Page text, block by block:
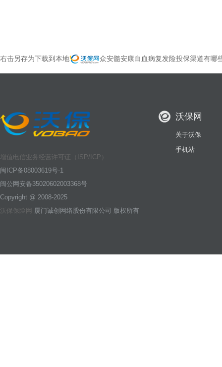
右击另存为下载到本地 众安髓安康白血病复发险投保渠道有哪
增值电信业务经营许可证（ISP/ICP）
闽ICP备08003619号-1
闽公网安备35020602003368号
Copyright @ 2008-2025
沃保保险网 厦门诚创网络股份有限公司 版权所有
沃保网
关于沃保
手机站